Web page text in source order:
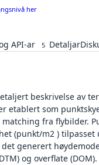
her
API-ar 5 Detaljar
beskrivelse av
etablert som
fra flybilder.
(punkt/m2 ) tilpasset
det generert
og overflate (DOM).